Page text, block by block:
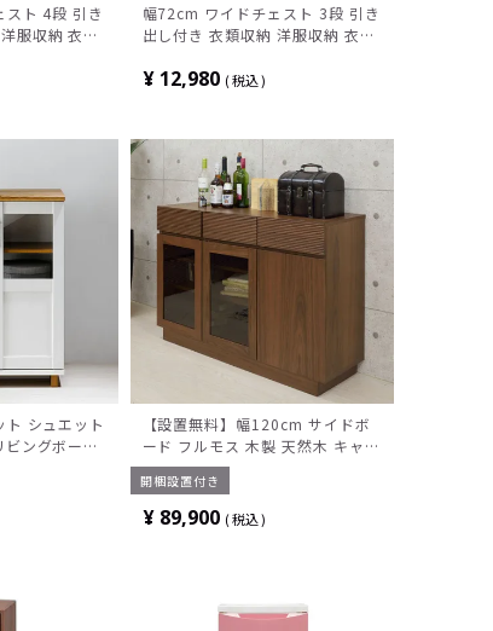
ト 4段 引き
服収納 衣装
幅72cm ワイドチェスト 3段 引き
出し付き 衣類収納 洋服収納 衣装
¥ 12,980 税込
シュエット
ングボード
ード 北欧 サ
【設置無料】幅120cm サイドボ
ード フルモス 木製 天然木 キャビ
ネット 収納棚 収納ボード 可動棚
収納家具 和モダン シンプル 重厚
感 高級感 ナチュラル ウォールナ
開梱設置付き
¥ 89,900 税込